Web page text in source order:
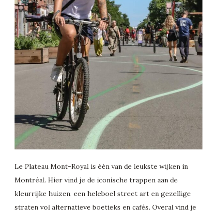
Le Plateau Mont-Royal is één van de leukste wijken in
Montréal. Hier vind je de iconische trappen aan de
kleurrijke huizen, een heleboel street art en gezellige
straten vol alternatieve boetieks en cafés. Overal vind je